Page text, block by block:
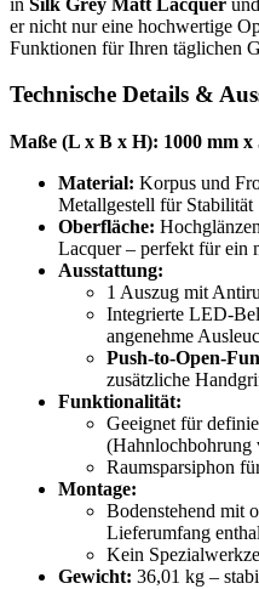
er nicht nur eine hochwertige
Funktionen für Ihren täglichen
Technische Details &
Maße (L x B x H): 1000 mm x
Material: Korpus und
Metallgestell für Stabilität
Oberfläche:
Lacquer – perfekt für ein
Ausstattung:
1 Auszug mit
Integrierte LED-
angenehme
Push-to-Open-
zusätzliche
Funktionalität:
Geeignet für
(Hahnlochbohrung
Raumsparsiphon
Montage:
Bodenstehend mit
Lieferumfang
Kein
Gewicht: 36,01 kg –